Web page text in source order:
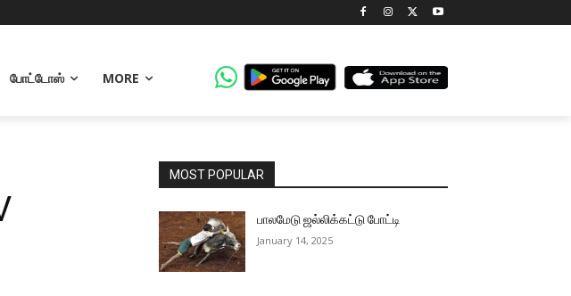
போட்டோஸ் MORE
MOST POPULAR
பாலமேடு ஜல்லிக்கட்டு போட்டி
January 14, 2025